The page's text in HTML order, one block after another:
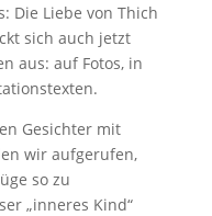
Die Liebe von Thich
sich auch jetzt
aus: auf Fotos, in
Gesichter mit
wir aufgerufen,
so zu
„inneres Kind“